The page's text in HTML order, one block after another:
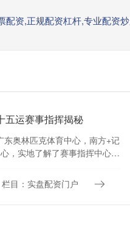
资,正规配资杠杆,专业配资
五运赛事指挥揭秘
奥林匹克体育中心，南方+记
，实地了解了赛事指挥中心
栏目：实盘配资门户